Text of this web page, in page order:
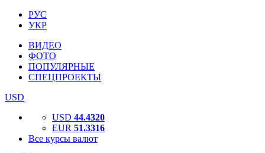
РУС
УКР
ВИДЕО
ФОТО
ПОПУЛЯРНЫЕ
СПЕЦПРОЕКТЫ
USD
USD 44.4320
EUR 51.3316
Все курсы валют